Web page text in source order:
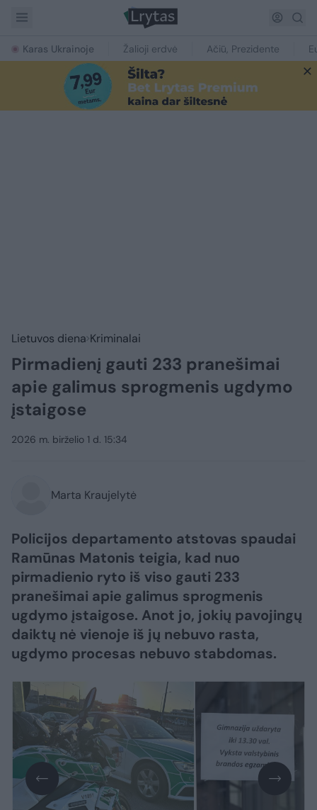
Karas Ukrainoje Žalioji erdvė Ačiū, Prezidente
Lietuvos diena Kriminalai
Pirmadienį gauti 233 pranešimai
apie galimus sprogmenis ugdymo
įstaigose
2026 m. birželio 1 d. 15:34
Marta Kraujelytė
Policijos departamento atstovas spaudai
Ramūnas Matonis teigia, kad nuo
pirmadienio ryto iš viso gauti 233
pranešimai apie galimus sprogmenis
ugdymo įstaigose. Anot jo, jokių pavojingų
daiktų nė vienoje iš jų nebuvo rasta,
ugdymo procesas nebuvo stabdomas.